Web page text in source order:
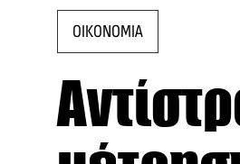
ΟΙΚΟΝΟΜΙΑ